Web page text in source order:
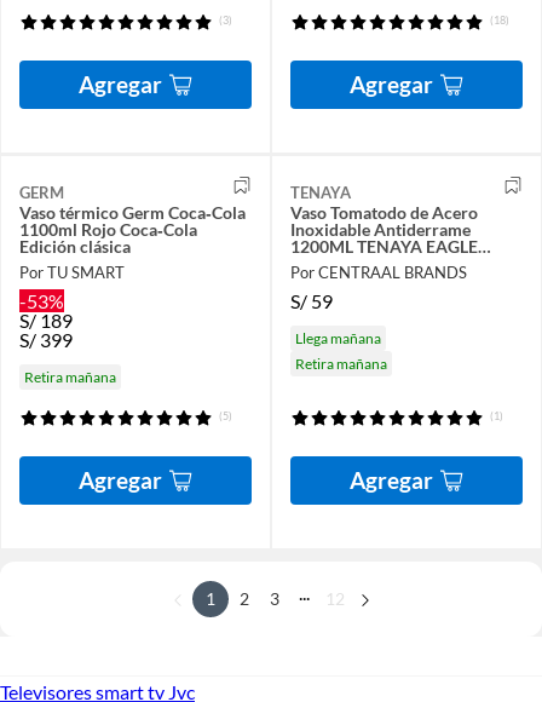
(3)
Agregar
(18)
Agregar
GERM
Vaso térmico Germ Coca‑Cola
1100ml Rojo Coca‑Cola
Edición clásica
Por TU SMART
-53%
S/189
S/ 399
Retira mañana
(5)
Agregar
TENAYA
Vaso Tomatodo de Acero
Inoxidable Antiderrame
1200ML TENAYA EAGLE
ROJO
Por CENTRAAL BRANDS
S/ 59
Llega mañana
Retira mañana
(1)
Agregar
1 2 3 ... 12
Televisores smart tv Jvc